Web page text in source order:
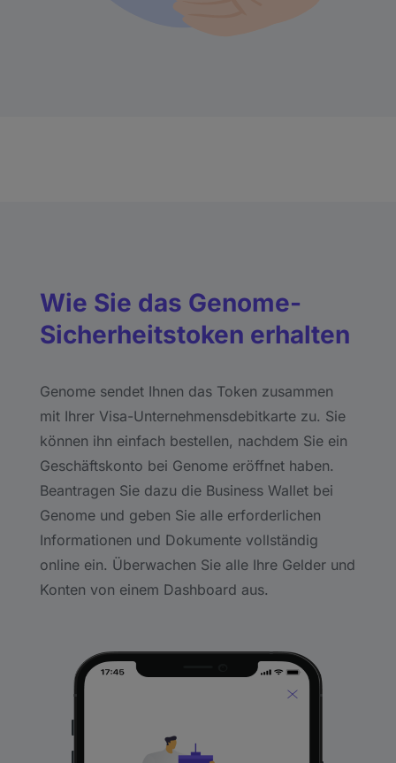
Wie Sie das Genome-
Sicherheitstoken erhalten
Genome sendet Ihnen das Token zusammen
mit Ihrer Visa-Unternehmensdebitkarte zu. Sie
können ihn einfach bestellen, nachdem Sie ein
Geschäftskonto bei Genome eröffnet haben.
Beantragen Sie dazu die Business Wallet bei
Genome und geben Sie alle erforderlichen
Informationen und Dokumente vollständig
online ein. Überwachen Sie alle Ihre Gelder und
Konten von einem Dashboard aus.